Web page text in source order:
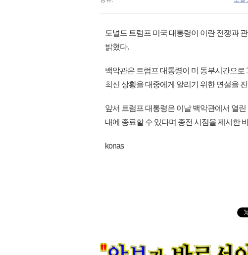
도널드 트럼프 미국 대통령이 이란 전쟁과
밝혔다.
백악관은 트럼프 대통령이 미 동부시간으로
최신 상황을 대중에게 알리기 위한 연설을
앞서 트럼프 대통령은 이날 백악관에서 열
내에 종료할 수 있다며 종전 시점을 제시한
konas